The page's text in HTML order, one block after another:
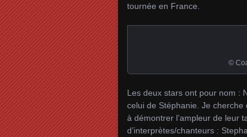
tournée en France.
©
Les deux stars ont pour nom :
celui de Stéphanie. Je
à démontrer l’ampleur de leur
d’interprètes/chanteurs :